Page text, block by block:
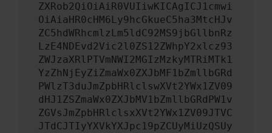
ZXRob2QiOiAiR0VUIiwKICAgICJ1cmwi
OiAiaHR0cHM6Ly9hcGkueC5ha3MtcHJv
ZC5hdWRhcmlzLm5ldC92MS9jbGllbnRz
LzE4NDEvd2Vic2l0ZS12ZWhpY2xlcz93
ZWJzaXRlPTVmNWI2MGIzMzkyMTRiMTk1
YzZhNjEyZiZmaWx0ZXJbMF1bZmllbGRd
PWlzT3duJmZpbHRlclswXVt2YWx1ZV09
dHJ1ZSZmaWx0ZXJbMV1bZmllbGRdPW1v
ZGVsJmZpbHRlclsxXVt2YWx1ZV09JTVC
JTdCJTIyYXVkYXJpc19pZCUyMiUzQSUy